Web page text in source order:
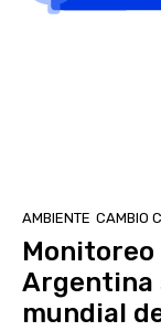
AMBIENTE CAMBIO
Monitoreo
Argentina
mundial